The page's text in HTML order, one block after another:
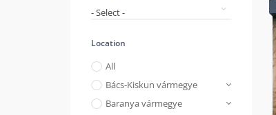
- Select -
Location
All
Bács-Kiskun vármegye
Baranya vármegye